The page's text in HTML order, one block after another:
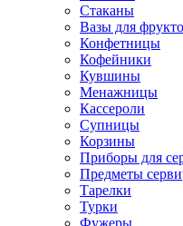
Стаканы
Вазы для
Конфетницы
Кофейники
Кувшины
Менажницы
Кассероли
Супницы
Корзины
Приборы для
Предметы
Тарелки
Турки
Фужеры